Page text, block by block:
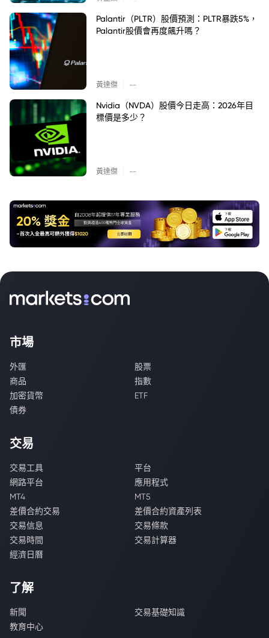
Palantir（PLTR）股價預測：PLTR暴跌5%，
Palantir股價會再度飆升嗎？
黃達傑 --
Nvidia（NVDA）股價今日走高：2026年目
標價是多少？
黃達傑 --
市場
外匯
股票
商品
指數
加密貨幣
ETF
債券
交易
交易工具
平台
網路平台
應用程式
MT4
MT5
差價合約交易
差價合約資產列表
交易信息
交易條款
交易時間
交易計算器
經濟日曆
了解
新聞
交易基礎知識
教育中心